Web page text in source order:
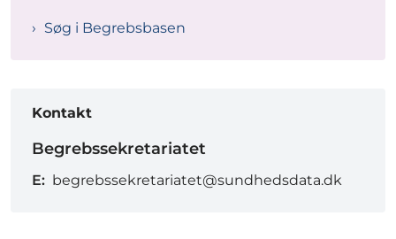
Søg i Begrebsbasen
Kontakt
Begrebssekretariatet
E: begrebssekretariatet@sundhedsdata.dk